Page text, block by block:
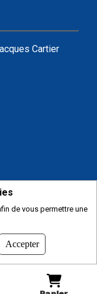
Cartier
de vous permettre une
Accepter